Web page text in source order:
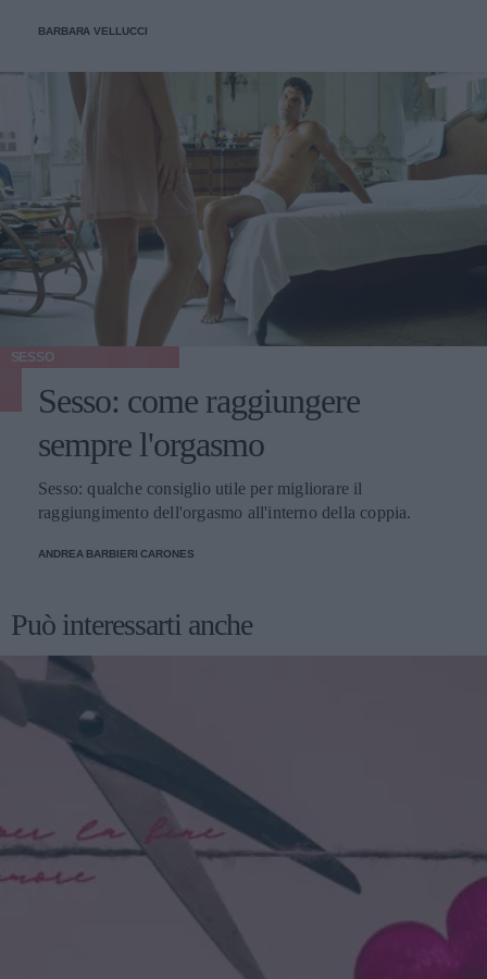
BARBARA VELLUCCI
SESSO
Sesso: come raggiungere
sempre l'orgasmo
Sesso: qualche consiglio utile per migliorare il
raggiungimento dell'orgasmo all'interno della coppia.
ANDREA BARBIERI CARONES
Può interessarti anche